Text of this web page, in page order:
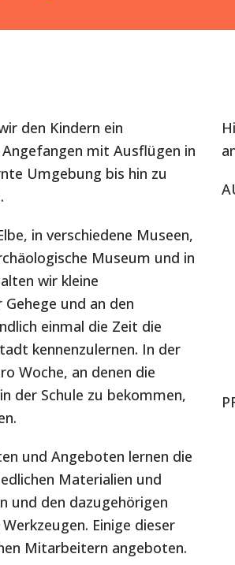
den Kindern ein
mit Ausflügen in
Umgebung bis hin zu
in verschiedene Museen,
Museum und in
wir kleine
und an den
einmal die Zeit die
kennenzulernen. In der
Woche, an denen die
der Schule zu bekommen,
und Angeboten lernen die
Materialien und
und den dazugehörigen
Einige dieser
Mitarbeitern angeboten.